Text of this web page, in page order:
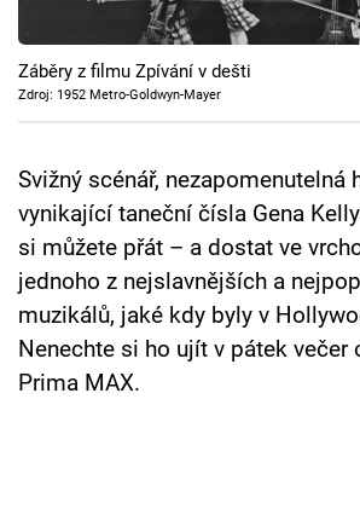
Cool Esport
Pořady
Sledujte prima+
Přihlášení
Záběry z filmu Zpívání v dešti
Zdroj: 1952 Metro-Goldwyn-Mayer
Svižný scénář, nezapomenutelná
vynikající taneční čísla Gena
si můžete přát – a dostat ve
jednoho z nejslavnějších a
muzikálů, jaké kdy byly v
Nenechte si ho ujít v pátek večer
Prima MAX.